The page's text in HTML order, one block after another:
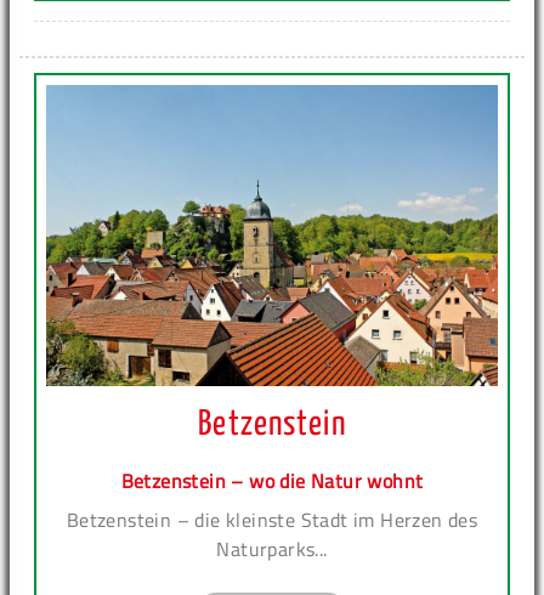
Betzenstein
Betzenstein – wo die Natur wohnt
Betzenstein – die kleinste Stadt im Herzen des
Naturparks...